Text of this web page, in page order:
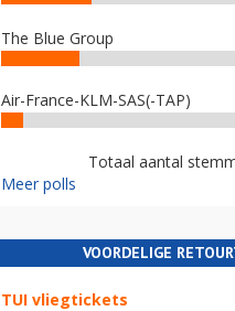
The Blue Group
Air-France-KLM-SAS(-TAP)
Totaal aantal
Meer polls
VOORDELIGE
TUI vliegtickets